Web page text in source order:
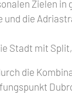
Zielen in
die
Stadt mit
die